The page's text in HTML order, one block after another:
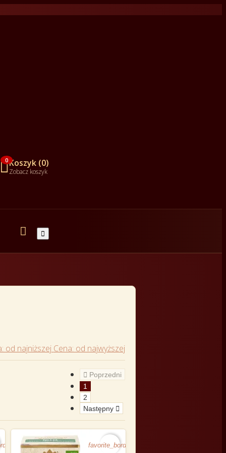

0Koszyk (0)
Zobacz koszyk
 
od najniższej Cena: od najwyższej
 Poprzedni
1
2
Następny 
favorite_border